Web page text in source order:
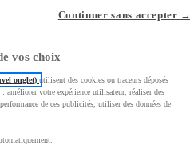
vos choix
onglet) utilisent des cookies ou traceurs déposés
votre expérience utilisateur, réaliser des
de ces publicités, utiliser des données de
Continuer sans accepter →